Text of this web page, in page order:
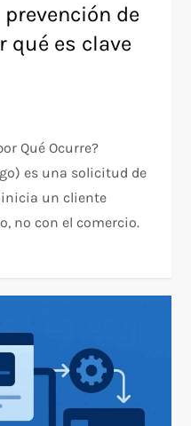
de
qué es clave
Qué Ocurre?
es una solicitud de
inicia un cliente
no con el comercio.